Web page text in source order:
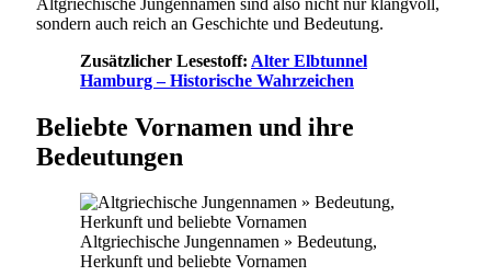
sondern auch reich an Geschichte und Bedeutung.
Zusätzlicher Lesestoff: Alter Elbtunnel
Hamburg – Historische Wahrzeichen
Beliebte Vornamen und ihre
Bedeutungen
Altgriechische Jungennamen » Bedeutung,
Herkunft und beliebte Vornamen